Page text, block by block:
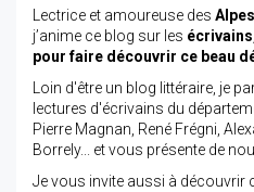
Lectrice et amoureuse des
j’anime ce blog sur les
pour faire découvrir ce beau
Loin d'être un blog littéraire, je
lectures d'écrivains du
Pierre Magnan, René Frégni,
Borrely... et vous présente de
Je vous invite aussi à découvrir